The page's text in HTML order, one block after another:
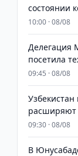
состоянии
10:00 · 08/08
Делегация
посетила
09:45 · 08/08
Узбекистан
расширяют
09:30 · 08/08
В